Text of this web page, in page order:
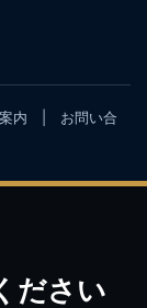
内
お問い合
ださい